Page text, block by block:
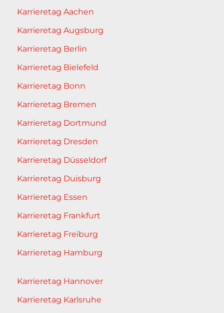
Karrieretag Aachen
Karrieretag Augsburg
Karrieretag Berlin
Karrieretag Bielefeld
Karrieretag Bonn
Karrieretag Bremen
Karrieretag Dortmund
Karrieretag Dresden
Karrieretag Düsseldorf
Karrieretag Duisburg
Karrieretag Essen
Karrieretag Frankfurt
Karrieretag Freiburg
Karrieretag Hamburg
Karrieretag Hannover
Karrieretag Karlsruhe